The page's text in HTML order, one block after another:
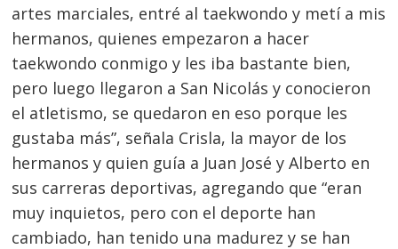
artes marciales, entré al taekwondo y metí a mis
hermanos, quienes empezaron a hacer
taekwondo conmigo y les iba bastante bien,
pero luego llegaron a San Nicolás y conocieron
el atletismo, se quedaron en eso porque les
gustaba más”, señala Crisla, la mayor de los
hermanos y quien guía a Juan José y Alberto en
sus carreras deportivas, agregando que “eran
muy inquietos, pero con el deporte han
cambiado, han tenido una madurez y se han